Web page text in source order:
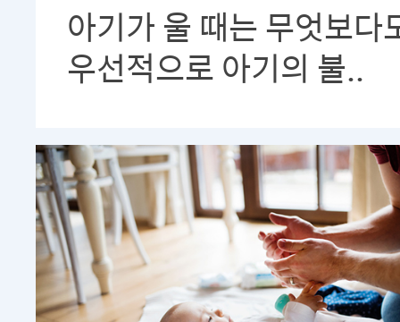
아기가 울 때는 무엇보다
우선적으로 아기의 불..